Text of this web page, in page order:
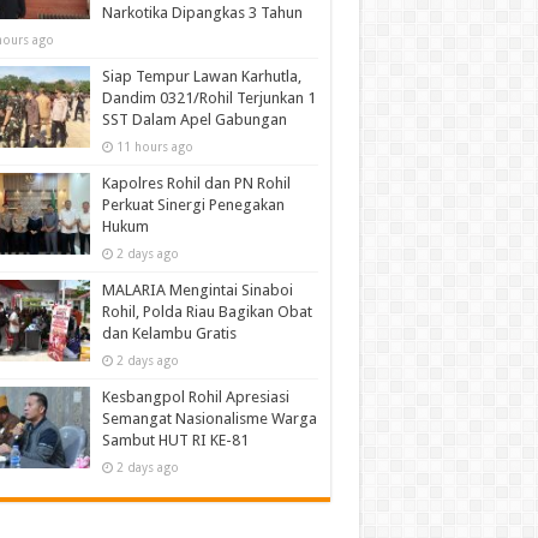
Narkotika Dipangkas 3 Tahun
ago
Siap Tempur Lawan Karhutla,
Dandim 0321/Rohil Terjunkan 1
SST Dalam Apel Gabungan
11 hours ago
Kapolres Rohil dan PN Rohil
Perkuat Sinergi Penegakan
Hukum
2 days ago
MALARIA Mengintai Sinaboi
Rohil, Polda Riau Bagikan Obat
dan Kelambu Gratis
2 days ago
Kesbangpol Rohil Apresiasi
Semangat Nasionalisme Warga
Sambut HUT RI KE-81
2 days ago